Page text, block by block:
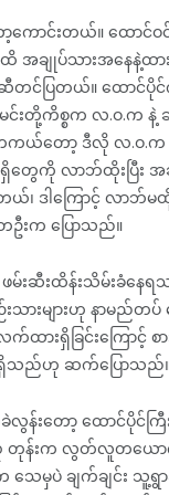
ကောင်းတယ်။ ထော
အချုပ်သားအနေနဲ့
င်ဆီတင်ပြတယ်။ ထော
၊ မင်းတို့ကိစ္စက လ.ဝ.
ာ တကယ်တော့ ဒီလို လ.
ရှိတွေကို လာဘ်ထိုးပြီး
ဒါကြောင့် လာဘ်
ဦးက ပြောသည်။
ဆီးထိန်းသိမ်းခံနေရသ
ားများဟု နာမည်တပ်‌
ားရှိခြင်းကြောင့်
ည်ဟု ဆက်ပြောသည်
းတော့ ထောင်ပိုင်က
၃ တုန်းက လွတ်လူတယော
သေမှပဲ ချက်ချင်း